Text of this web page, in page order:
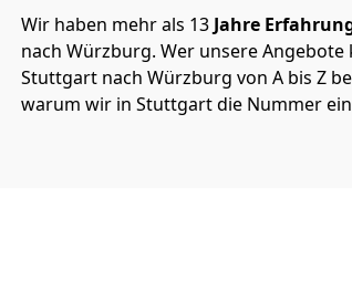
Wir haben mehr als 13 Jahre
nach Würzburg. Wer unsere
Stuttgart nach Würzburg von A bis Z
warum wir in Stuttgart die Nummer